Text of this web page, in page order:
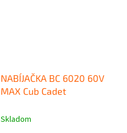
NABÍJAČKA BC 6020 60V
MAX Cub Cadet
Skladom